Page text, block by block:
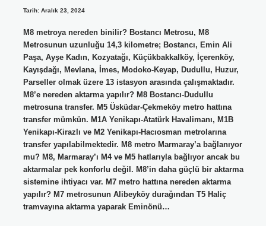
Tarih: Aralık 23, 2024
M8 metroya nereden binilir? Bostancı Metrosu, M8
Metrosunun uzunluğu 14,3 kilometre; Bostancı, Emin Ali
Paşa, Ayşe Kadın, Kozyatağı, Küçükbakkalköy, İçerenköy,
Kayışdağı, Mevlana, İmes, Modoko-Keyap, Dudullu, Huzur,
Parseller olmak üzere 13 istasyon arasında çalışmaktadır.
M8’e nereden aktarma yapılır? M8 Bostancı-Dudullu
metrosuna transfer. M5 Üsküdar-Çekmeköy metro hattına
transfer mümkün. M1A Yenikapı-Atatürk Havalimanı, M1B
Yenikapı-Kirazlı ve M2 Yenikapı-Hacıosman metrolarına
transfer yapılabilmektedir. M8 metro Marmaray’a bağlanıyor
mu? M8, Marmaray’ı M4 ve M5 hatlarıyla bağlıyor ancak bu
aktarmalar pek konforlu değil. M8’in daha güçlü bir aktarma
sistemine ihtiyacı var. M7 metro hattına nereden aktarma
yapılır? M7 metrosunun Alibeyköy durağından T5 Haliç
tramvayına aktarma yaparak Eminönü…